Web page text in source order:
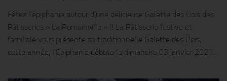
Fêtez l’épiphanie autour d’une délicieuse Galette des Rois des
Pâtisseries « La Romainville » !! La Pâtisserie festive et
familiale vous présente sa traditionnelle Galette des Rois,
cette année, l’Epiphanie débute le dimanche 03 janvier 2021...